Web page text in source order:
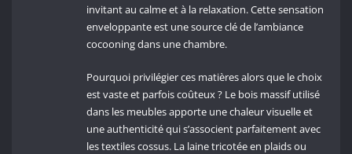
invitant au calme et à la relaxation. Cette sensation
enveloppante est une source clé de l’ambiance
cocooning dans une chambre.
Pourquoi privilégier ces matières alors que le choix
est vaste et parfois coûteux ? Le bois massif utilisé
dans les meubles apporte une chaleur visuelle et
une authenticité qui s’associent parfaitement avec
les textiles cossus. La laine tricotée en plaids ou